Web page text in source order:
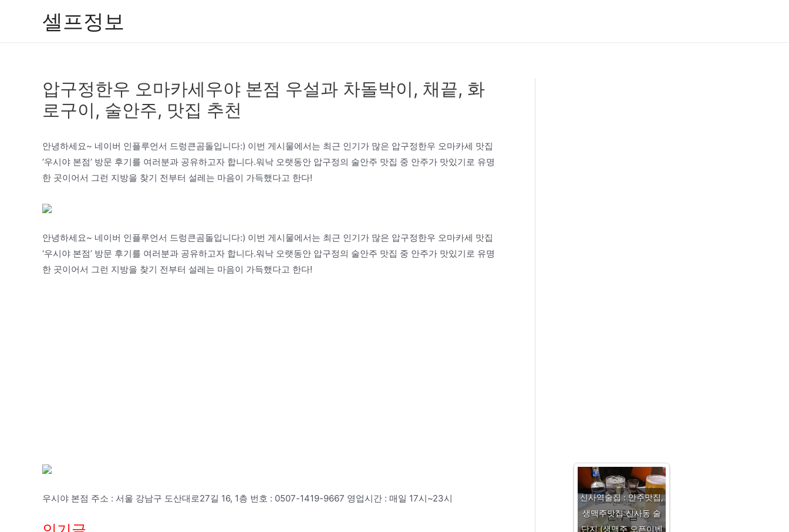
셀프정보
압구정한우 오마카세우야 본점 우설과 차돌박이, 채끝, 화
로구이, 술안주, 맛집 추천
안녕하세요~ 네이버 인플루언서 드렁큰곰돌입니다:) 이번 게시물에서는 최근 인기가 많은 압구정한우 오마카세 맛집
‘우시야 본점’ 방문 후기를 여러분과 공유하고자 합니다.워낙 오랫동안 압구정의 술안주 맛집 중 안주가 맛있기로 유명
한 곳이어서 그런 지방을 찾기 전부터 설레는 마음이 가득했다고 한다!
안녕하세요~ 네이버 인플루언서 드렁큰곰돌입니다:) 이번 게시물에서는 최근 인기가 많은 압구정한우 오마카세 맛집
‘우시야 본점’ 방문 후기를 여러분과 공유하고자 합니다.워낙 오랫동안 압구정의 술안주 맛집 중 안주가 맛있기로 유명
한 곳이어서 그런 지방을 찾기 전부터 설레는 마음이 가득했다고 한다!
우시야 본점 주소 : 서울 강남구 도산대로27길 16, 1층 번호 : 0507-1419-9667 영업시간 : 매일 17시~23시
신사역술집 : 안주맛집,
생맥주맛집 신사동 술
단지 (생맥주 오픈이벤